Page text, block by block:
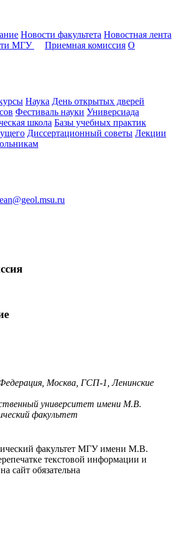
Новости факультета Новостная лента
МГУ Приемная комиссия О
Наука День открытых дверей
Фестиваль науки Универсиада
школа Базы учебных практик
Диссертационный советы Лекции
Москва, ГСП-1, Ленинские
университет имени М.В.
факультет
факультет МГУ имени М.В.
текстовой информации и
сайт обязательна